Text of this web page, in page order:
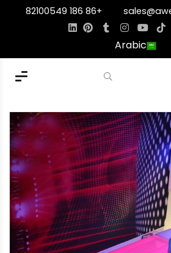
+86 186 82100549
Arabic